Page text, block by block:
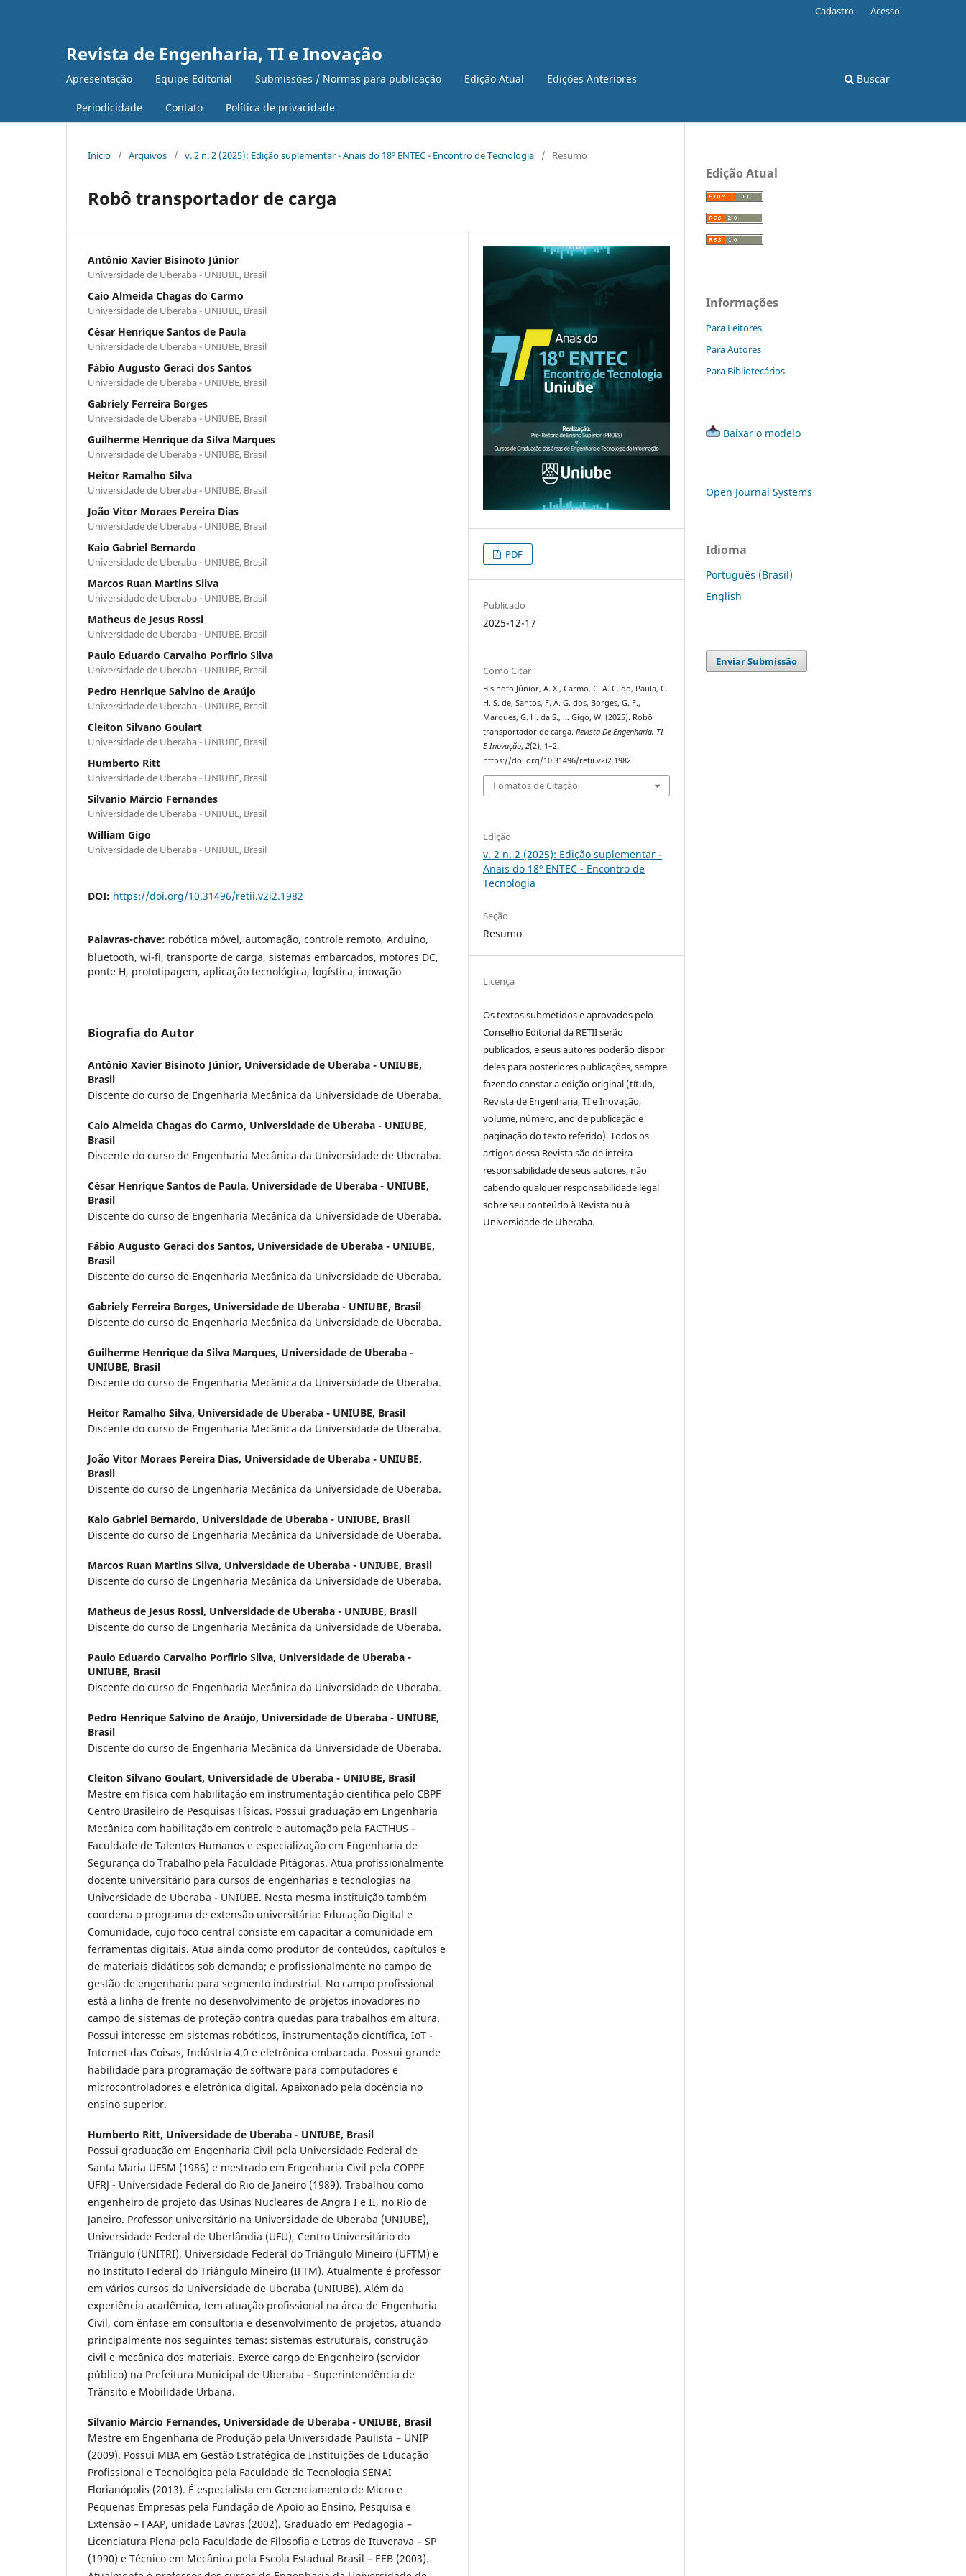
Revista de Engenharia, TI e Inovação
Apresentação Equipe Editorial Submissões / Normas para publicação Edição Atual Edições Anteriores
Periodicidade Contato Política de privacidade
Buscar
Cadastro Acesso
Início / Arquivos / v. 2 n. 2 (2025): Edição suplementar - Anais do 18º ENTEC - Encontro de Tecnologia / Resumo
Robô transportador de carga
Antônio Xavier Bisinoto Júnior
Universidade de Uberaba - UNIUBE, Brasil
Caio Almeida Chagas do Carmo
Universidade de Uberaba - UNIUBE, Brasil
César Henrique Santos de Paula
Universidade de Uberaba - UNIUBE, Brasil
Fábio Augusto Geraci dos Santos
Universidade de Uberaba - UNIUBE, Brasil
Gabriely Ferreira Borges
Universidade de Uberaba - UNIUBE, Brasil
Guilherme Henrique da Silva Marques
Universidade de Uberaba - UNIUBE, Brasil
Heitor Ramalho Silva
Universidade de Uberaba - UNIUBE, Brasil
João Vitor Moraes Pereira Dias
Universidade de Uberaba - UNIUBE, Brasil
Kaio Gabriel Bernardo
Universidade de Uberaba - UNIUBE, Brasil
Marcos Ruan Martins Silva
Universidade de Uberaba - UNIUBE, Brasil
Matheus de Jesus Rossi
Universidade de Uberaba - UNIUBE, Brasil
Paulo Eduardo Carvalho Porfirio Silva
Universidade de Uberaba - UNIUBE, Brasil
Pedro Henrique Salvino de Araújo
Universidade de Uberaba - UNIUBE, Brasil
Cleiton Silvano Goulart
Universidade de Uberaba - UNIUBE, Brasil
Humberto Ritt
Universidade de Uberaba - UNIUBE, Brasil
Silvanio Márcio Fernandes
Universidade de Uberaba - UNIUBE, Brasil
William Gigo
Universidade de Uberaba - UNIUBE, Brasil
DOI: https://doi.org/10.31496/retii.v2i2.1982
Palavras-chave: robótica móvel, automação, controle remoto, Arduino,
bluetooth, wi-fi, transporte de carga, sistemas embarcados, motores DC,
ponte H, prototipagem, aplicação tecnológica, logística, inovação
Biografia do Autor
Antônio Xavier Bisinoto Júnior, Universidade de Uberaba - UNIUBE,
Brasil
Discente do curso de Engenharia Mecânica da Universidade de Uberaba.
Caio Almeida Chagas do Carmo, Universidade de Uberaba - UNIUBE,
Brasil
Discente do curso de Engenharia Mecânica da Universidade de Uberaba.
César Henrique Santos de Paula, Universidade de Uberaba - UNIUBE,
Brasil
Discente do curso de Engenharia Mecânica da Universidade de Uberaba.
Fábio Augusto Geraci dos Santos, Universidade de Uberaba - UNIUBE,
Brasil
Discente do curso de Engenharia Mecânica da Universidade de Uberaba.
Gabriely Ferreira Borges, Universidade de Uberaba - UNIUBE, Brasil
Discente do curso de Engenharia Mecânica da Universidade de Uberaba.
Guilherme Henrique da Silva Marques, Universidade de Uberaba -
UNIUBE, Brasil
Discente do curso de Engenharia Mecânica da Universidade de Uberaba.
Heitor Ramalho Silva, Universidade de Uberaba - UNIUBE, Brasil
Discente do curso de Engenharia Mecânica da Universidade de Uberaba.
João Vitor Moraes Pereira Dias, Universidade de Uberaba - UNIUBE,
Brasil
Discente do curso de Engenharia Mecânica da Universidade de Uberaba.
Kaio Gabriel Bernardo, Universidade de Uberaba - UNIUBE, Brasil
Discente do curso de Engenharia Mecânica da Universidade de Uberaba.
Marcos Ruan Martins Silva, Universidade de Uberaba - UNIUBE, Brasil
Discente do curso de Engenharia Mecânica da Universidade de Uberaba.
Matheus de Jesus Rossi, Universidade de Uberaba - UNIUBE, Brasil
Discente do curso de Engenharia Mecânica da Universidade de Uberaba.
Paulo Eduardo Carvalho Porfirio Silva, Universidade de Uberaba -
UNIUBE, Brasil
Discente do curso de Engenharia Mecânica da Universidade de Uberaba.
Pedro Henrique Salvino de Araújo, Universidade de Uberaba - UNIUBE,
Brasil
Discente do curso de Engenharia Mecânica da Universidade de Uberaba.
Cleiton Silvano Goulart, Universidade de Uberaba - UNIUBE, Brasil
Mestre em física com habilitação em instrumentação científica pelo CBPF
Centro Brasileiro de Pesquisas Físicas. Possui graduação em Engenharia
Mecânica com habilitação em controle e automação pela FACTHUS -
Faculdade de Talentos Humanos e especialização em Engenharia de
Segurança do Trabalho pela Faculdade Pitágoras. Atua profissionalmente
docente universitário para cursos de engenharias e tecnologias na
Universidade de Uberaba - UNIUBE. Nesta mesma instituição também
coordena o programa de extensão universitária: Educação Digital e
Comunidade, cujo foco central consiste em capacitar a comunidade em
ferramentas digitais. Atua ainda como produtor de conteúdos, capítulos e
de materiais didáticos sob demanda; e profissionalmente no campo de
gestão de engenharia para segmento industrial. No campo profissional
está a linha de frente no desenvolvimento de projetos inovadores no
campo de sistemas de proteção contra quedas para trabalhos em altura.
Possui interesse em sistemas robóticos, instrumentação científica, IoT -
Internet das Coisas, Indústria 4.0 e eletrônica embarcada. Possui grande
habilidade para programação de software para computadores e
microcontroladores e eletrônica digital. Apaixonado pela docência no
ensino superior.
Humberto Ritt, Universidade de Uberaba - UNIUBE, Brasil
Possui graduação em Engenharia Civil pela Universidade Federal de
Santa Maria UFSM (1986) e mestrado em Engenharia Civil pela COPPE
UFRJ - Universidade Federal do Rio de Janeiro (1989). Trabalhou como
engenheiro de projeto das Usinas Nucleares de Angra I e II, no Rio de
Janeiro. Professor universitário na Universidade de Uberaba (UNIUBE),
Universidade Federal de Uberlândia (UFU), Centro Universitário do
Triângulo (UNITRI), Universidade Federal do Triângulo Mineiro (UFTM) e
no Instituto Federal do Triângulo Mineiro (IFTM). Atualmente é professor
em vários cursos da Universidade de Uberaba (UNIUBE). Além da
experiência acadêmica, tem atuação profissional na área de Engenharia
Civil, com ênfase em consultoria e desenvolvimento de projetos, atuando
principalmente nos seguintes temas: sistemas estruturais, construção
civil e mecânica dos materiais. Exerce cargo de Engenheiro (servidor
público) na Prefeitura Municipal de Uberaba - Superintendência de
Trânsito e Mobilidade Urbana.
Silvanio Márcio Fernandes, Universidade de Uberaba - UNIUBE, Brasil
Mestre em Engenharia de Produção pela Universidade Paulista – UNIP
(2009). Possui MBA em Gestão Estratégica de Instituições de Educação
Profissional e Tecnológica pela Faculdade de Tecnologia SENAI
Florianópolis (2013). É especialista em Gerenciamento de Micro e
Pequenas Empresas pela Fundação de Apoio ao Ensino, Pesquisa e
Extensão – FAAP, unidade Lavras (2002). Graduado em Pedagogia –
Licenciatura Plena pela Faculdade de Filosofia e Letras de Ituverava – SP
(1990) e Técnico em Mecânica pela Escola Estadual Brasil – EEB (2003).
PDF
Publicado
2025-12-17
Como Citar
Bisinoto Júnior, A. X., Carmo, C. A. C. do, Paula, C.
H. S. de, Santos, F. A. G. dos, Borges, G. F.,
Marques, G. H. da S., … Gigo, W. (2025). Robô
transportador de carga.Revista De Engenharia, TI
E Inovação,2(2), 1–2.
https://doi.org/10.31496/retii.v2i2.1982
Fomatos de Citação
Edição
v. 2 n. 2 (2025): Edição suplementar -
Anais do 18º ENTEC - Encontro de
Tecnologia
Seção
Resumo
Licença
Os textos submetidos e aprovados pelo
Conselho Editorial da RETII serão
publicados, e seus autores poderão dispor
deles para posteriores publicações, sempre
fazendo constar a edição original (título,
Revista de Engenharia, TI e Inovação,
volume, número, ano de publicação e
paginação do texto referido). Todos os
artigos dessa Revista são de inteira
responsabilidade de seus autores, não
cabendo qualquer responsabilidade legal
sobre seu conteúdo à Revista ou à
Universidade de Uberaba.
Edição Atual
Informações
Para Leitores
Para Autores
Para Bibliotecários
Baixar o modelo
Open Journal Systems
Idioma
Português (Brasil)
English
Enviar Submissão